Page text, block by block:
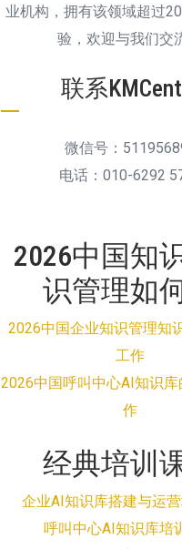
业机构，拥有该领域超过
验，欢迎与我们交
联系
微信号：
电话：010-6292
2026中国知
识管理如
2026中国企业知识管理知
工作
2026中国呼叫中心AI知识
作
经典培训
企业AI知识库搭建与运
呼叫中心AI知识库培